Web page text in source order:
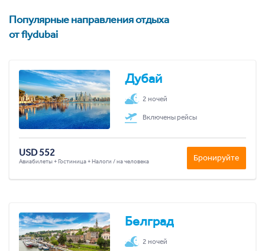
Популярные направления отдыха
от flydubai
Дубай
2 ночей
Включены рейсы
USD 552
Авиабилеты + Гостиница + Налоги / на человека Бронируйте
Белград
2 ночей